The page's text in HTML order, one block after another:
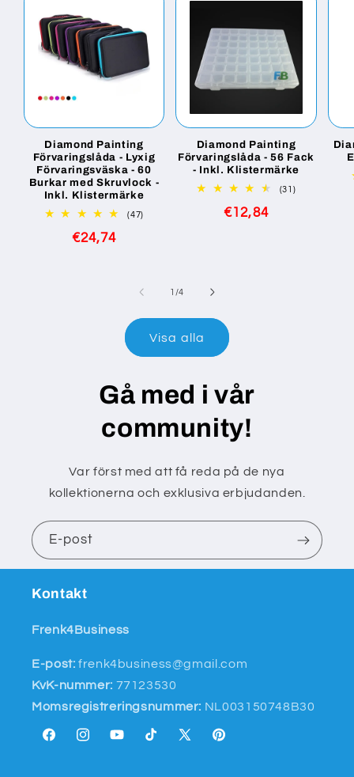
Diamond Painting
Förvaringslåda - Lyxig
Förvaringsväska - 60
Burkar med Skruvlock -
Inkl. Klistermärke
(47)
Ordinarie
€24,74
Diamond Painting
Förvaringslåda - 56 Fack
- Inkl. Klistermärke
(31)31
Ordinarie
€12,84
1 /av
4
Visa alla
Gå med i vår
community!
Var först med att få reda på de nya
kollektionerna och exklusiva erbjudanden.
E-post
Kontakt
Frenk4Business
E-post:frenk4business@gmail.com
KvK-nummer: 77123530
Momsregistreringsnummer: NL003150748B30
FacebookInstagramYouTubeTikTok X
Pinterest